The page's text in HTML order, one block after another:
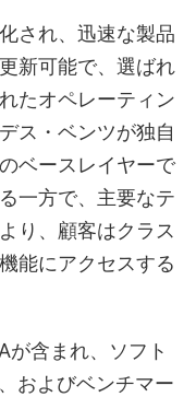
され、迅速な製品
新可能で、選ばれ
たオペレーティン
ス・ベンツが独自
ベースレイヤーで
一方で、主要なテ
り、顧客はクラス
能にアクセスする
が含まれ、ソフト
およびベンチマー